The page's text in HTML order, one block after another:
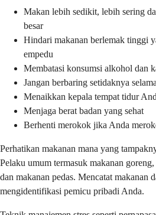
Makan lebih sedikit, lebih sering
besar
Hindari makanan berlemak tinggi
empedu
Membatasi konsumsi alkohol dan
Jangan berbaring setidaknya
Menaikkan kepala tempat tidur
Menjaga berat badan yang sehat
Berhenti merokok jika Anda
Perhatikan makanan mana yang
Pelaku umum termasuk makanan
dan makanan pedas. Mencatat makanan
mengidentifikasi pemicu pribadi Anda.